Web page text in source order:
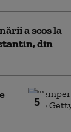
a scos la
din
5